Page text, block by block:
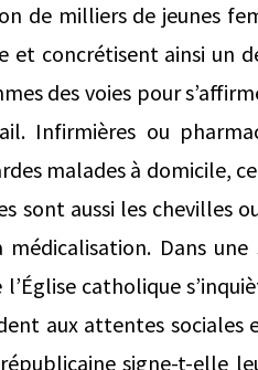
de milliers de jeunes
et concrétisent ainsi un
des voies pour
Infirmières ou
malades à domicile,
sont aussi les chevilles
Dans
catholique
aux attentes sociales
signe-t-elle